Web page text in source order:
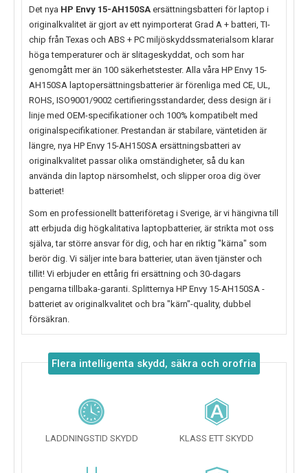
Det nya HP Envy 15-AH150SA ersättningsbatteri för laptop i
originalkvalitet är gjort av ett nyimporterat Grad A + batteri, TI-
chip från Texas och ABS + PC miljöskyddssmaterialsom klarar
höga temperaturer och är slitageskyddat, och som har
genomgått mer än 100 säkerhetstester. Alla våra HP Envy 15-
AH150SA laptopersättningsbatterier är förenliga med CE, UL,
ROHS, ISO9001/9002 certifieringsstandarder, dess design är i
linje med OEM-specifikationer och 100% kompatibelt med
originalspecifikationer. Prestandan är stabilare, väntetiden är
längre, nya HP Envy 15-AH150SA ersättningsbatteri av
originalkvalitet passar olika omständigheter, så du kan
använda din laptop närsomhelst, och slipper oroa dig över
batteriet!
Som en professionellt batteriföretag i Sverige, är vi hängivna till
att erbjuda dig högkalitativa laptopbatterier, är strikta mot oss
själva, tar större ansvar för dig, och har en riktig "kärna" som
berör dig. Vi säljer inte bara batterier, utan även tjänster och
tillit! Vi erbjuder en ettårig fri ersättning och 30-dagars
pengarna tillbaka-garanti. Splitternya HP Envy 15-AH150SA -
batteriet av originalkvalitet och bra "kärn"-quality, dubbel
försäkran.
Flera intelligenta skydd, säkra och orofria
LADDNINGSTID SKYDD KLASS ETT SKYDD